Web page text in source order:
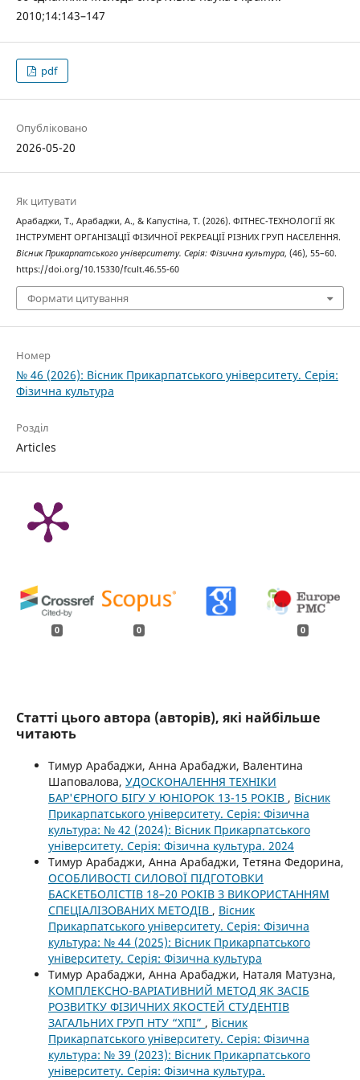
2010;14:143–147
pdf
Опубліковано
2026-05-20
Як цитувати
Арабаджи, Т., Арабаджи, А., & Капустіна, Т. (2026). ФІТНЕС-ТЕХНОЛОГІЇ ЯК
ІНСТРУМЕНТ ОРГАНІЗАЦІЇ ФІЗИЧНОЇ РЕКРЕАЦІЇ РІЗНИХ ГРУП НАСЕЛЕННЯ.
Вісник Прикарпатського університету. Серія: Фізична культура, (46), 55–60.
https://doi.org/10.15330/fcult.46.55-60
Формати цитування
Номер
№ 46 (2026): Вісник Прикарпатського університету. Серія:
Фізична культура
Розділ
Articles
0 0 0
Статті цього автора (авторів), які найбільше
читають
Тимур Арабаджи, Анна Арабаджи, Валентина
Шаповалова, УДОСКОНАЛЕННЯ ТЕХНІКИ
БАР'ЄРНОГО БІГУ У ЮНІОРОК 13-15 РОКІВ , Вісник
Прикарпатського університету. Серія: Фізична
культура: № 42 (2024): Вісник Прикарпатського
університету. Серія: Фізична культура. 2024
Тимур Арабаджи, Анна Арабаджи, Тетяна Федорина,
ОСОБЛИВОСТІ СИЛОВОЇ ПІДГОТОВКИ
БАСКЕТБОЛІСТІВ 18–20 РОКІВ З ВИКОРИСТАННЯМ
СПЕЦІАЛІЗОВАНИХ МЕТОДІВ , Вісник
Прикарпатського університету. Серія: Фізична
культура: № 44 (2025): Вісник Прикарпатського
університету. Серія: Фізична культура
Тимур Арабаджи, Анна Арабаджи, Наталя Матузна,
КОМПЛЕКСНО-ВАРІАТИВНИЙ МЕТОД ЯК ЗАСІБ
РОЗВИТКУ ФІЗИЧНИХ ЯКОСТЕЙ СТУДЕНТІВ
ЗАГАЛЬНИХ ГРУП НТУ “ХПІ” , Вісник
Прикарпатського університету. Серія: Фізична
культура: № 39 (2023): Вісник Прикарпатського
університету. Серія: Фізична культура.